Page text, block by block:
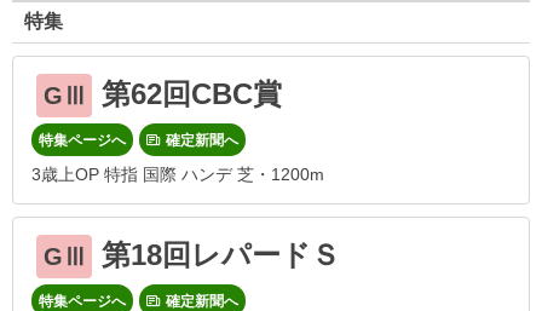
特集
GⅢ 第62回CBC賞
特集ページへ 確定新聞へ
3歳上OP 特指 国際 ハンデ 芝・1200m
GⅢ 第18回レパードＳ
特集ページへ 確定新聞へ